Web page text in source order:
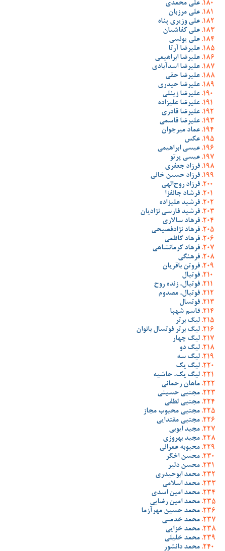
علی محمدی
علی مرزبان
علی وزیری پناه
علی کفاشیان
علی یونسی
علیرضا آرتا
علیرضا ابراهیمی
علیرضا اسدآبادی
علیرضا حقی
علیرضا حیدری
علیرضا زینلی
علیرضا علیزاده
علیرضا قادری
علیرضا قاسمی
عماد میرجوان
عکس
عیسی ابراهیمی
عیسی پرتو
فرزاد جعفری
فرزاد حسین خانی
فرزاد روح‌الهی
فرشاد جانفزا
فرشید علیزاده
فرشید فارسی نژادیان
فرهاد سالاری
فرهاد نژادفصیحی
فرهاد کاظمی
فرهاد کرمانشاهی
فرهنگی
فروتن باقریان
فوتبال
فوتبال، زنده روح
فوتبال، مصدوم
فوتسال
قاسم شهبا
لیگ برتر
لیگ برتر فوتسال بانوان
لیگ چهار
لیگ دو
لیگ سه
لیگ یک
لیگ یک، حاشیه
ماهان رحمانی
مجتبی حسینی
مجتبی لطفی
مجتبی محبوب مجاز
مجتبی مقتدایی
مجید ایوبی
مجید بهروزی
محبوبه عمرانی
محسن اخگر
محسن دلیر
محمد ابوحیدری
محمد اسلامی
محمد امین اسدی
محمد امین رضایی
محمد حسین مهرآزما
محمد خدمتی
محمد خزایی
محمد خلیلی
محمد دانشور